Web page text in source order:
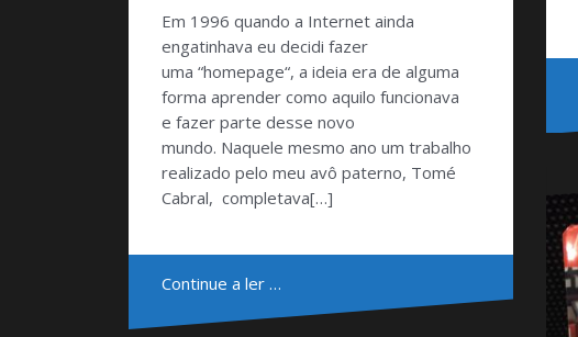
Em 1996 quando a Internet ainda
engatinhava eu decidi fazer
uma “homepage“, a ideia era de alguma
forma aprender como aquilo funcionava
e fazer parte desse novo
mundo. Naquele mesmo ano um trabalho
realizado pelo meu avô paterno, Tomé
Cabral, completava[…]
Continue a ler …